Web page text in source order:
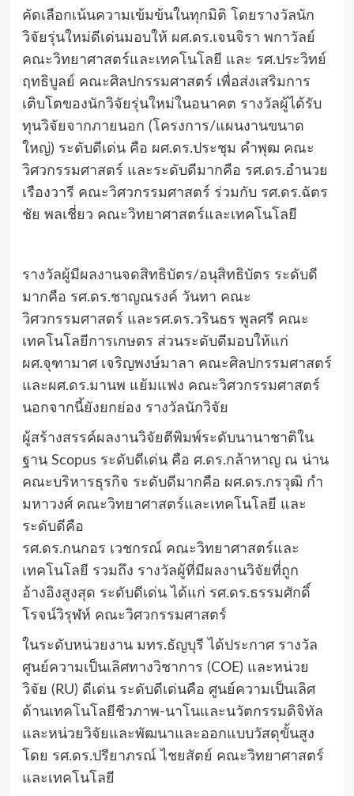
คัดเลือกเน้นความเข้มข้นในทุกมิติ โดยรางวัลนัก
วิจัยรุ่นใหม่ดีเด่นมอบให้ ผศ.ดร.เจนจิรา พกาวัลย์
คณะวิทยาศาสตร์และเทคโนโลยี และ รศ.ประวิทย์
ฤทธิบูลย์ คณะศิลปกรรมศาสตร์ เพื่อส่งเสริมการ
เติบโตของนักวิจัยรุ่นใหม่ในอนาคต รางวัลผู้ได้รับ
ทุนวิจัยจากภายนอก (โครงการ/แผนงานขนาด
ใหญ่) ระดับดีเด่น คือ ผศ.ดร.ประชุม คำพุฒ คณะ
วิศวกรรมศาสตร์ และระดับดีมากคือ รศ.ดร.อำนวย
เรืองวารี คณะวิศวกรรมศาสตร์ ร่วมกับ รศ.ดร.ฉัตร
ชัย พลเชี่ยว คณะวิทยาศาสตร์และเทคโนโลยี
รางวัลผู้มีผลงานจดสิทธิบัตร/อนุสิทธิบัตร ระดับดี
มากคือ รศ.ดร.ชาญณรงค์ วันทา คณะ
วิศวกรรมศาสตร์ และรศ.ดร.วรินธร พูลศรี คณะ
เทคโนโลยีการเกษตร ส่วนระดับดีมอบให้แก่
ผศ.จุฑามาศ เจริญพงษ์มาลา คณะศิลปกรรมศาสตร์
และผศ.ดร.มานพ แย้มแฟง คณะวิศวกรรมศาสตร์
นอกจากนี้ยังยกย่อง รางวัลนักวิจัย
ผู้สร้างสรรค์ผลงานวิจัยตีพิมพ์ระดับนานาชาติใน
ฐาน Scopus ระดับดีเด่น คือ ศ.ดร.กล้าหาญ ณ น่าน
คณะบริหารธุรกิจ ระดับดีมากคือ ผศ.ดร.กรวุฒิ กำ
มหาวงศ์ คณะวิทยาศาสตร์และเทคโนโลยี และ
ระดับดีคือ
รศ.ดร.กนกอร เวชกรณ์ คณะวิทยาศาสตร์และ
เทคโนโลยี รวมถึง รางวัลผู้ที่มีผลงานวิจัยที่ถูก
อ้างอิงสูงสุด ระดับดีเด่น ได้แก่ รศ.ดร.ธรรมศักดิ์
โรจน์วิรุฬห์ คณะวิศวกรรมศาสตร์
ในระดับหน่วยงาน มทร.ธัญบุรี ได้ประกาศ รางวัล
ศูนย์ความเป็นเลิศทางวิชาการ (COE) และหน่วย
วิจัย (RU) ดีเด่น ระดับดีเด่นคือ ศูนย์ความเป็นเลิศ
ด้านเทคโนโลยีชีวภาพ-นาโนและนวัตกรรมดิจิทัล
และหน่วยวิจัยและพัฒนาและออกแบบวัสดุขั้นสูง
โดย รศ.ดร.ปรียาภรณ์ ไชยสัตย์ คณะวิทยาศาสตร์
และเทคโนโลยี